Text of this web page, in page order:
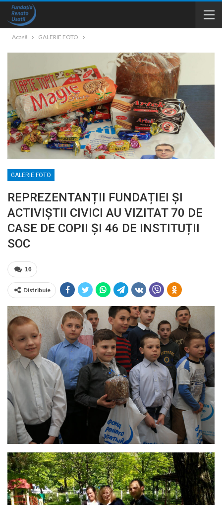
Acasă GALERIE FOTO
GALERIE FOTO
REPREZENTANȚII FUNDAȚIEI ȘI
ACTIVIȘTII CIVICI AU VIZITAT 70 DE
CASE DE COPII ȘI 46 DE INSTITUȚII
SOC
16
Distribuie